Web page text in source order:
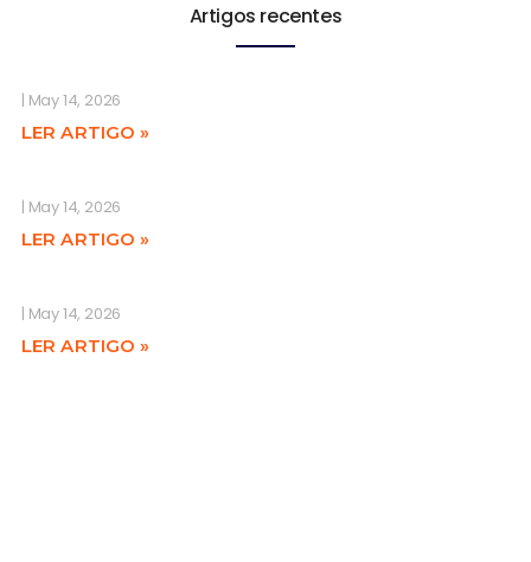
Artigos recentes
May 14, 2026
LER ARTIGO »
May 14, 2026
LER ARTIGO »
May 14, 2026
LER ARTIGO »